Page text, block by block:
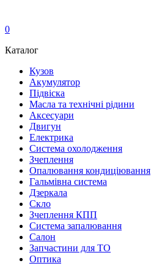
0
Каталог
Кузов
Акумулятор
Підвіска
Масла та технічні рідини
Аксесуари
Двигун
Електрика
Система охолодження
Зчеплення
Опалювання кондиціювання
Гальмівна система
Дзеркала
Скло
Зчеплення КПП
Система запалювання
Салон
Запчастини для ТО
Оптика